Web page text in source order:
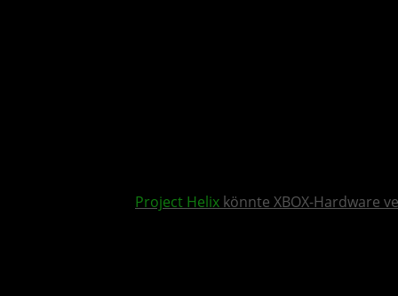
Project Helix könnte XBOX-Hardware